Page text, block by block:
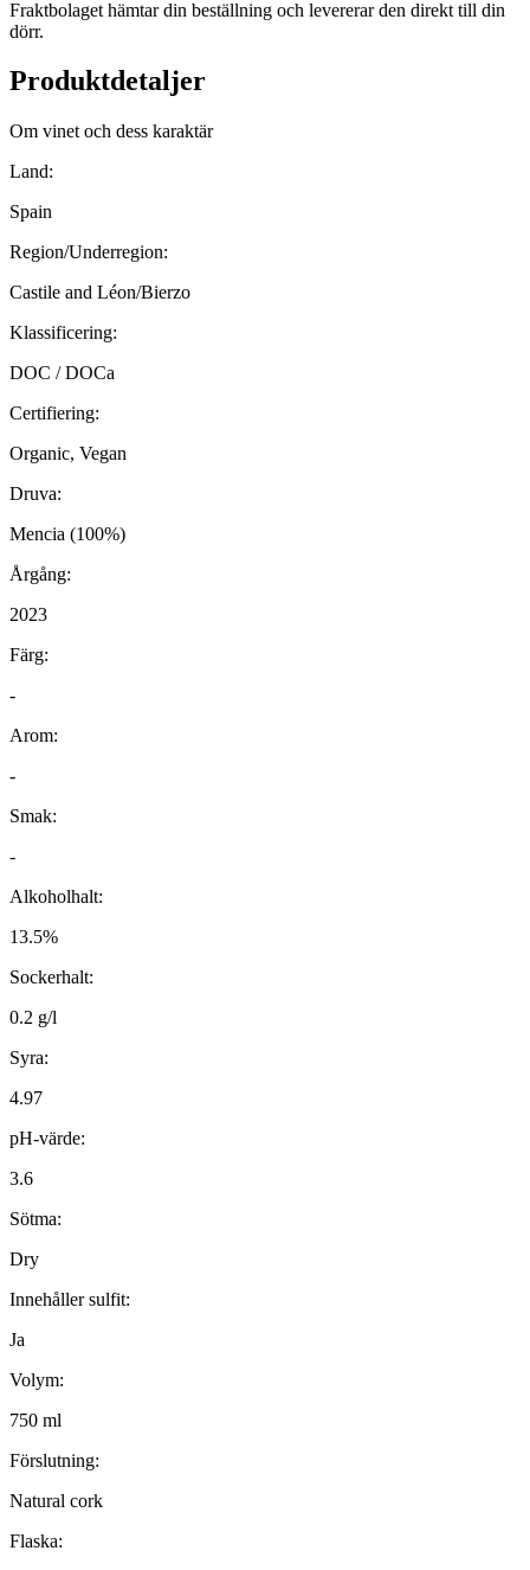
Fraktbolaget hämtar din beställning och levererar den direkt till din
dörr.
Produktdetaljer
Om vinet och dess karaktär
Land:
Spain
Region/Underregion:
Castile and Léon/Bierzo
Klassificering:
DOC / DOCa
Certifiering:
Organic, Vegan
Druva:
Mencia (100%)
Årgång:
2023
Färg:
-
Arom:
-
Smak:
-
Alkoholhalt:
13.5%
Sockerhalt:
0.2 g/l
Syra:
4.97
pH-värde:
3.6
Sötma:
Dry
Innehåller sulfit:
Ja
Volym:
750 ml
Förslutning:
Natural cork
Flaska: